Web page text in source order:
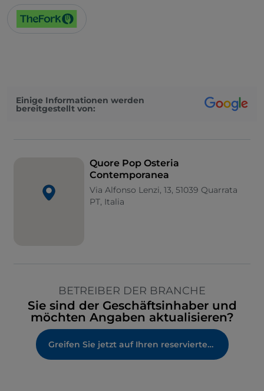
Einige Informationen werden
bereitgestellt von:
Quore Pop Osteria
Contemporanea
Via Alfonso Lenzi, 13, 51039 Quarrata
PT, Italia
BETREIBER DER BRANCHE
Sie sind der Geschäftsinhaber und
möchten Angaben aktualisieren?
Greifen Sie jetzt auf Ihren reservierten Bereich zu